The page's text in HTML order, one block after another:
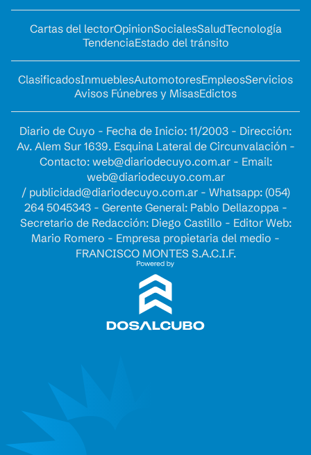
Cartas del lectorOpinionSocialesSaludTecnología
TendenciaEstado del tránsito
ClasificadosInmueblesAutomotoresEmpleosServicios
Avisos Fúnebres y MisasEdictos
Diario de Cuyo - Fecha de Inicio: 11/2003 - Dirección:
Av. Alem Sur 1639. Esquina Lateral de Circunvalación -
Contacto: web@diariodecuyo.com.ar- Email:
web@diariodecuyo.com.ar
/ publicidad@diariodecuyo.com.ar- Whatsapp: (054)
264 5045343 - Gerente General: Pablo Dellazoppa -
Secretario de Redacción: Diego Castillo - Editor Web:
Mario Romero - Empresa propietaria del medio -
FRANCISCO MONTES S.A.C.I.F.